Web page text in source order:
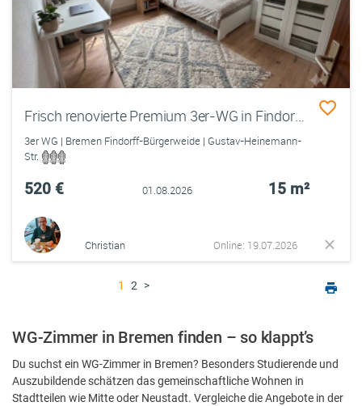
Frisch renovierte Premium 3er-WG in Findorff – große Zimmer, möbliert
3er WG | Bremen Findorff-Bürgerweide | Gustav-Heinemann-
Str.
520 € 01.08.2026 15 m²
Christian Online: 19.07.2026
1 2 >
WG-Zimmer in Bremen finden – so klappt’s
Du suchst ein WG-Zimmer in Bremen? Besonders Studierende und
Auszubildende schätzen das gemeinschaftliche Wohnen in
Stadtteilen wie Mitte oder Neustadt. Vergleiche die Angebote in der